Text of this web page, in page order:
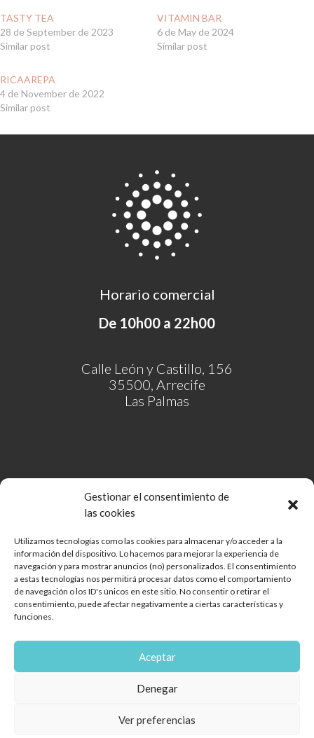
Gestionar el consentimiento de
las cookies
Utilizamos tecnologías como las cookies para almacenar y/o acceder a la
información del dispositivo. Lo hacemos para mejorar la experiencia de
navegación y para mostrar anuncios (no) personalizados. El consentimiento
a estas tecnologías nos permitirá procesar datos como el comportamiento
de navegación o los ID's únicos en este sitio. No consentir o retirar el
consentimiento, puede afectar negativamente a ciertas características y
funciones.
Aceptar
Denegar
Ver preferencias
TASTY TEA
28 de September de 2023
Similar post
VITAMIN BAR
6 de May de 2024
Similar post
RICAAREPA
4 de November de 2022
Similar post
Horario comercial
De 10h00 a 22h00
Calle León y Castillo, 156
35500, Arrecife
Las Palmas
Comunidad de Bienes Open Mall Lanzarote CB
Aviso legal
Política de cookies
Protección de Datos
Diseño web